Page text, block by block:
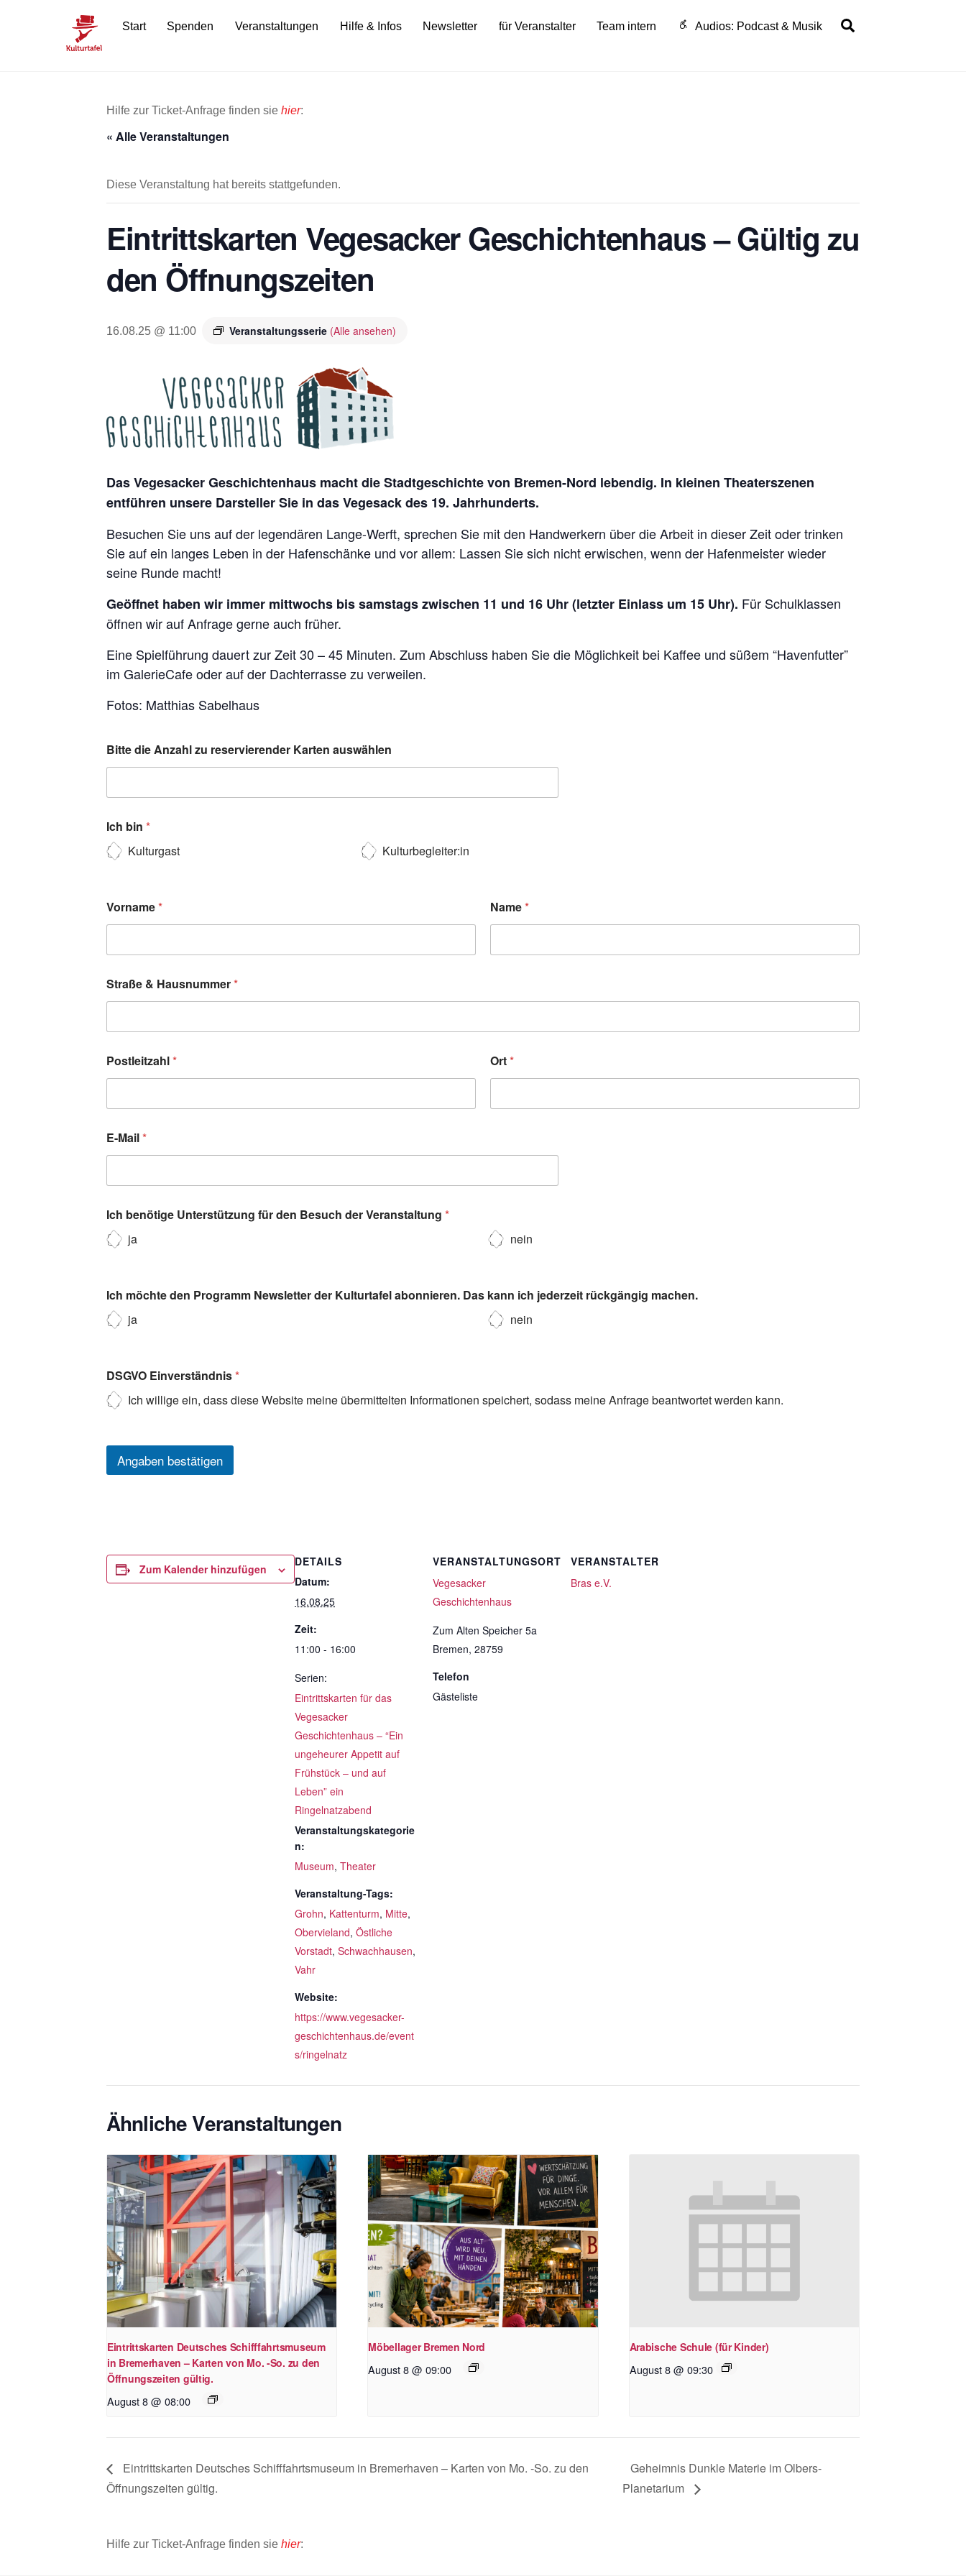
Start Spenden Veranstaltungen Hilfe & Infos Newsletter für Veranstalter Team intern Audios: Podcast & Musik
Hilfe zur Ticket-Anfrage finden sie hier:
« Alle Veranstaltungen
Diese Veranstaltung hat bereits stattgefunden.
Eintrittskarten Vegesacker Geschichtenhaus – Gültig zu
den Öffnungszeiten
16.08.25 @ 11:00 Veranstaltungsserie (Alle ansehen)
Das Vegesacker Geschichtenhaus macht die Stadtgeschichte von Bremen-Nord lebendig. In kleinen Theaterszenen
entführen unsere Darsteller Sie in das Vegesack des 19. Jahrhunderts.
Besuchen Sie uns auf der legendären Lange-Werft, sprechen Sie mit den Handwerkern über die Arbeit in dieser Zeit oder trinken
Sie auf ein langes Leben in der Hafenschänke und vor allem: Lassen Sie sich nicht erwischen, wenn der Hafenmeister wieder
seine Runde macht!
Geöffnet haben wir immer mittwochs bis samstags zwischen 11 und 16 Uhr (letzter Einlass um 15 Uhr). Für Schulklassen
öffnen wir auf Anfrage gerne auch früher.
Eine Spielführung dauert zur Zeit 30 – 45 Minuten. Zum Abschluss haben Sie die Möglichkeit bei Kaffee und süßem “Havenfutter”
im GalerieCafe oder auf der Dachterrasse zu verweilen.
Fotos: Matthias Sabelhaus
Bitte die Anzahl zu reservierender Karten auswählen
Ich bin *
Kulturgast
Kulturbegleiter:in
Vorname* Name*
Straße & Hausnummer*
Postleitzahl* Ort*
E-Mail*
Ich benötige Unterstützung für den Besuch der Veranstaltung *
ja
nein
Ich möchte den Programm Newsletter der Kulturtafel abonnieren. Das kann ich jederzeit rückgängig machen.
ja
nein
DSGVO Einverständnis*
Ich willige ein, dass diese Website meine übermittelten Informationen speichert, sodass meine Anfrage beantwortet werden kann.
Angaben bestätigen
Zum Kalender hinzufügen
DETAILS
Datum:
16.08.25
Zeit:
11:00 - 16:00
Serien:
Eintrittskarten für das
Vegesacker
Geschichtenhaus – “Ein
ungeheurer Appetit auf
Frühstück – und auf
Leben” ein
Ringelnatzabend
Veranstaltungskategorie
n:
Museum, Theater
Veranstaltung-Tags:
Grohn, Kattenturm, Mitte,
Obervieland, Östliche
Vorstadt, Schwachhausen,
Vahr
Website:
https://www.vegesacker-
geschichtenhaus.de/event
s/ringelnatz
VERANSTALTUNGSORT
Vegesacker
Geschichtenhaus
Zum Alten Speicher 5a
Bremen, 28759
Telefon
Gästeliste
VERANSTALTER
Bras e.V.
Ähnliche Veranstaltungen
Eintrittskarten Deutsches Schifffahrtsmuseum
in Bremerhaven – Karten von Mo. -So. zu den
Öffnungszeiten gültig.
August 8 @ 08:00
Möbellager Bremen Nord
August 8 @ 09:00
Arabische Schule (für Kinder)
August 8 @ 09:30
Eintrittskarten Deutsches Schifffahrtsmuseum in Bremerhaven – Karten von Mo. -So. zu den
Öffnungszeiten gültig.
Geheimnis Dunkle Materie im Olbers-
Planetarium
Hilfe zur Ticket-Anfrage finden sie hier: